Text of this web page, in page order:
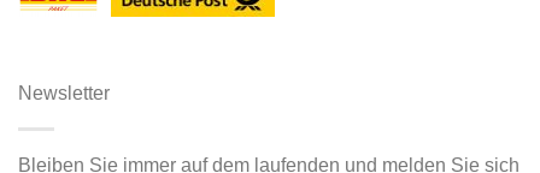
Newsletter
Bleiben Sie immer auf dem laufenden und melden Sie sich